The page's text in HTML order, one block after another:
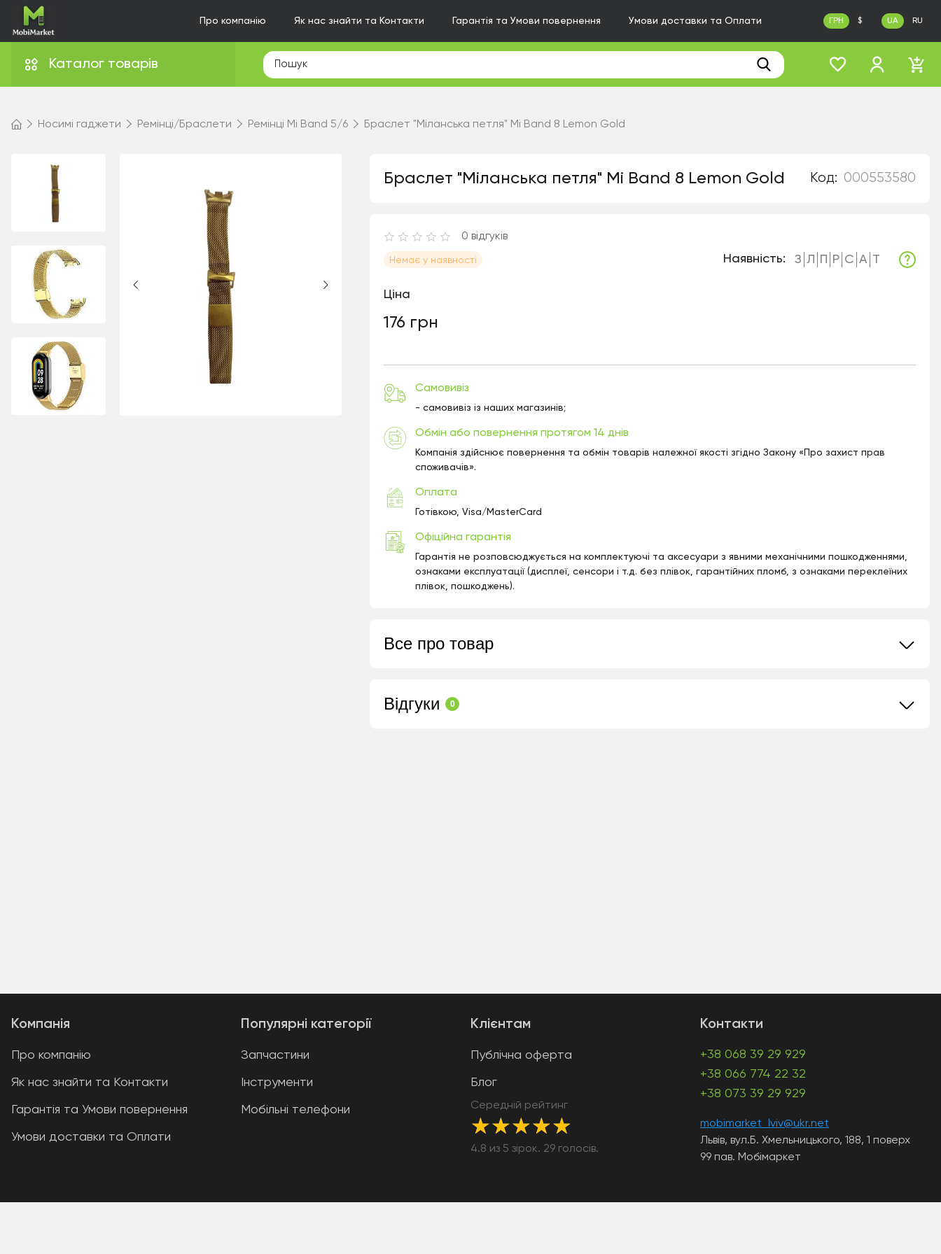
Про компанію Як нас знайти та Контакти Гарантія та Умови повернення Умови доставки та Оплати ГРН $ UA RU
Каталог товарів
Носимі гаджети Ремінці/Браслети Ремінці Mi Band 5/6 Браслет "Міланська петля" Mi Band 8 Lemon Gold
Браслет "Міланська петля" Mi Band 8 Lemon Gold Код: 000553580
0 відгуків
Немає у наявності Наявність: З Л П Р С А Т
Ціна
176 грн
Самовивіз
- самовивіз із наших магазинів;
Обмін або повернення протягом 14 днів
Компанія здійснює повернення та обмін товарів належної якості згідно Закону «Про захист прав
споживачів».
Оплата
Готівкою, Visa/MasterCard
Офіційна гарантія
Гарантія не розповсюджується на комплектуючі та аксесуари з явними механічними пошкодженнями,
ознаками експлуатації (дисплеї, сенсори і т.д. без плівок, гарантійних пломб, з ознаками переклеїних
плівок, пошкоджень).
Все про товар
Відгуки 0
Контакти
+38 068 39 29 929
+38 066 774 22 32
+38 073 39 29 929
mobimarket_lviv@ukr.net
Львів, вул.Б. Хмельницького, 188, 1 поверх
99 пав. Мобімаркет
Клієнтам
Публічна оферта
Блог
Середній рейтинг
★★★★★
4.8 из 5 зірок. 29 голосів.
Популярні категорії
Запчастини
Інструменти
Мобільні телефони
Компанія
Про компанію
Як нас знайти та Контакти
Гарантія та Умови повернення
Умови доставки та Оплати